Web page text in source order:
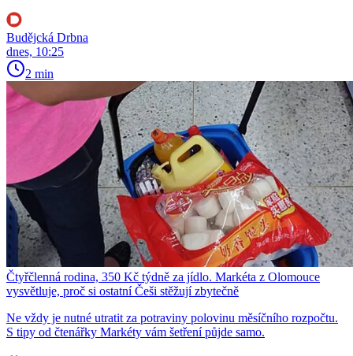
Budějcká Drbna
dnes, 10:25
2 min
Čtyřčlenná rodina, 350 Kč týdně za jídlo. Markéta z Olomouce
vysvětluje, proč si ostatní Češi stěžují zbytečně
Ne vždy je nutné utratit za potraviny polovinu měsíčního rozpočtu.
S tipy od čtenářky Markéty vám šetření půjde samo.